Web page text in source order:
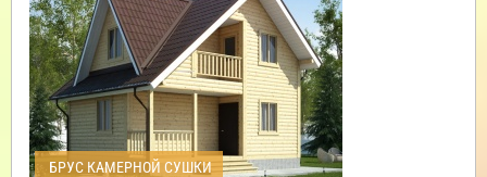
БРУС КАМЕРНОЙ СУШКИ